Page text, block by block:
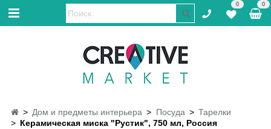
0 0
Дом и предметы интерьера Посуда
Тарелки
Керамическая миска "Рустик", 750 мл, Россия